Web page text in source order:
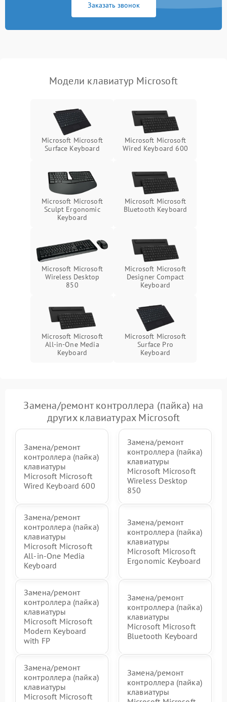
Заказать звонок
Модели клавиатур Microsoft
Microsoft Microsoft
Surface Keyboard
Microsoft Microsoft
Wired Keyboard 600
Microsoft Microsoft
Sculpt Ergonomic
Keyboard
Microsoft Microsoft
Bluetooth Keyboard
Microsoft Microsoft
Wireless Desktop
850
Microsoft Microsoft
Designer Compact
Keyboard
Microsoft Microsoft
All-in-One Media
Keyboard
Microsoft Microsoft
Surface Pro
Keyboard
Замена/ремонт контроллера (пайка) на
других клавиатурах Microsoft
Замена/ремонт
контроллера (пайка)
клавиатуры
Microsoft Microsoft
Wired Keyboard 600
Замена/ремонт
контроллера (пайка)
клавиатуры
Microsoft Microsoft
Wireless Desktop
850
Замена/ремонт
контроллера (пайка)
клавиатуры
Microsoft Microsoft
All-in-One Media
Keyboard
Замена/ремонт
контроллера (пайка)
клавиатуры
Microsoft Microsoft
Ergonomic Keyboard
Замена/ремонт
контроллера (пайка)
клавиатуры
Microsoft Microsoft
Modern Keyboard
with FP
Замена/ремонт
контроллера (пайка)
клавиатуры
Microsoft Microsoft
Bluetooth Keyboard
Замена/ремонт
контроллера (пайка)
клавиатуры
Microsoft Microsoft
Замена/ремонт
контроллера (пайка)
клавиатуры